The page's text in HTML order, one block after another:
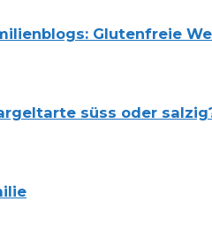
Glutenfreie
süss oder